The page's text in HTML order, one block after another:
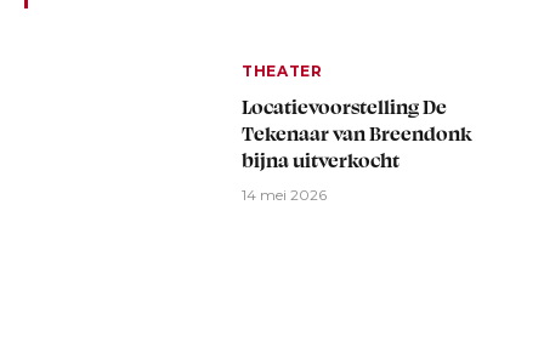
THEATER
Locatievoorstelling De
Tekenaar van Breendonk
bijna uitverkocht
14 mei 2026